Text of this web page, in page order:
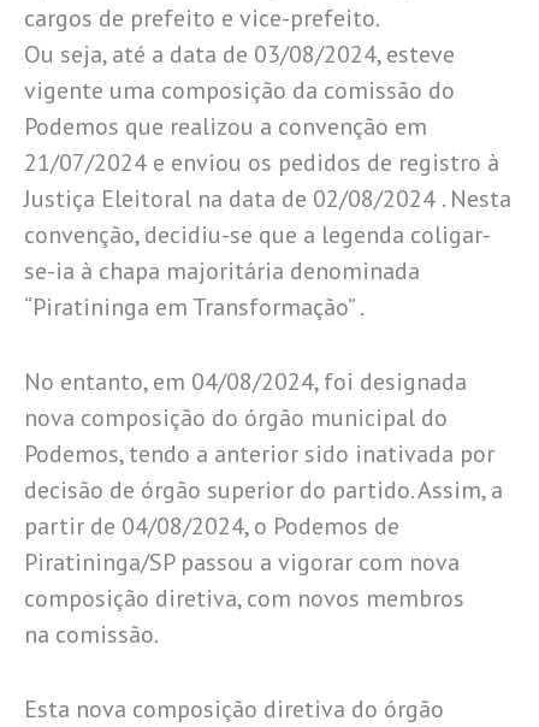
cargos de prefeito e vice-prefeito.
Ou seja, até a data de 03/08/2024, esteve
vigente uma composição da comissão do
Podemos que realizou a convenção em
21/07/2024 e enviou os pedidos de registro à
Justiça Eleitoral na data de 02/08/2024 . Nesta
convenção, decidiu-se que a legenda coligar-
se-ia à chapa majoritária denominada
“Piratininga em Transformação” .
No entanto, em 04/08/2024, foi designada
nova composição do órgão municipal do
Podemos, tendo a anterior sido inativada por
decisão de órgão superior do partido. Assim, a
partir de 04/08/2024, o Podemos de
Piratininga/SP passou a vigorar com nova
composição diretiva, com novos membros
na comissão.
Esta nova composição diretiva do órgão